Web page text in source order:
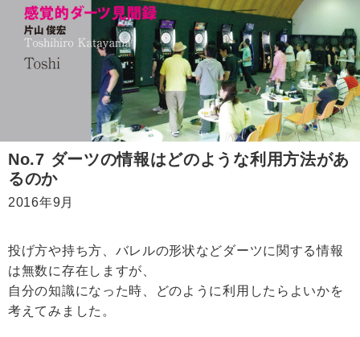
No.7 ダーツの情報はどのような利用方法があ
るのか
2016年9月
投げ方や持ち方、バレルの形状などダーツに関する情報
は無数に存在しますが、
自分の知識になった時、どのように利用したらよいかを
考えてみました。